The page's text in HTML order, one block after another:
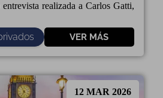
realizada a Carlos Gatti,
VER MÁS
12 MAR 2026